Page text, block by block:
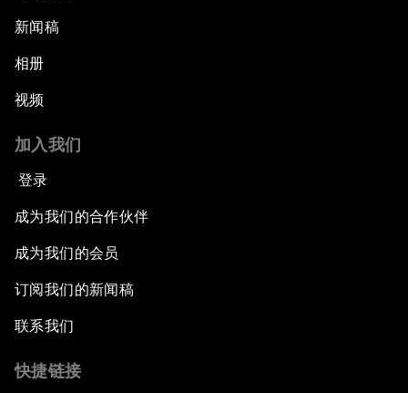
新闻稿
相册
视频
加入我们
登录
成为我们的合作伙伴
成为我们的会员
订阅我们的新闻稿
联系我们
快捷链接